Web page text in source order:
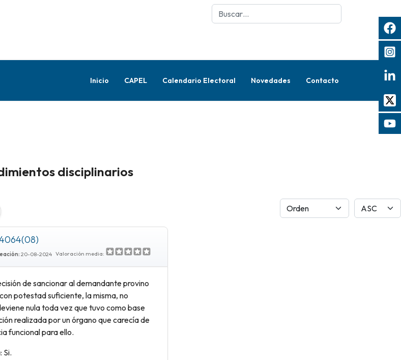
Buscar
Inicio CAPEL Calendario Electoral Novedades Contacto
disciplinarios
20-08-2024 Valoración media:
de sancionar al demandante provino
potestad suficiente, la misma, no
nula toda vez que tuvo como base
realizada por un órgano que carecía de
funcional para ello.
Si.